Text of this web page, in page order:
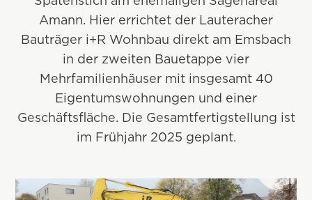
Amann. Hier errichtet der Lauteracher
Bauträger i+R Wohnbau direkt am Emsbach
in der zweiten Bauetappe vier
Mehrfamilienhäuser mit insgesamt 40
Eigentumswohnungen und einer
Geschäftsfläche. Die Gesamtfertigstellung ist
im Frühjahr 2025 geplant.